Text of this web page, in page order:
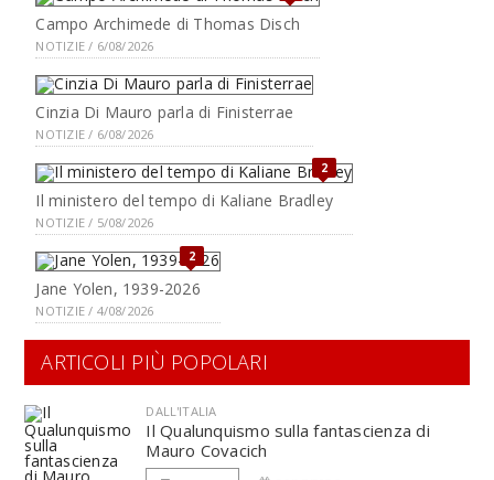
Campo Archimede di Thomas Disch
NOTIZIE / 6/08/2026
Cinzia Di Mauro parla di Finisterrae
NOTIZIE / 6/08/2026
2
Il ministero del tempo di Kaliane Bradley
NOTIZIE / 5/08/2026
2
Jane Yolen, 1939-2026
NOTIZIE / 4/08/2026
ARTICOLI PIÙ POPOLARI
DALL'ITALIA
Il Qualunquismo sulla fantascienza di
Mauro Covacich